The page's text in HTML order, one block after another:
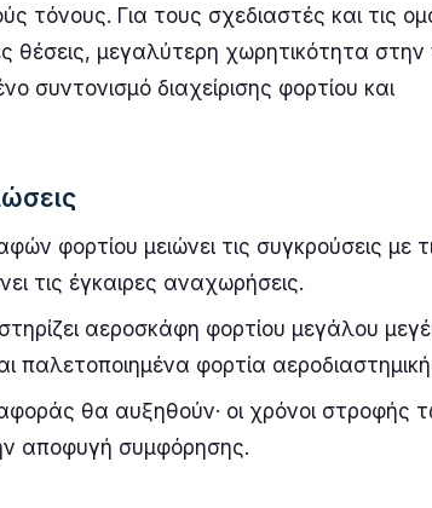
τόνους. Για τους σχεδιαστές και τις
θέσεις, μεγαλύτερη χωρητικότητα στην
συντονισμό διαχείρισης φορτίου και
φορτίου μειώνει τις συγκρούσεις με
τις έγκαιρες αναχωρήσεις.
αεροσκάφη φορτίου μεγάλου
παλετοποιημένα φορτία
θα αυξηθούν· οι χρόνοι στροφής
αποφυγή συμφόρησης.